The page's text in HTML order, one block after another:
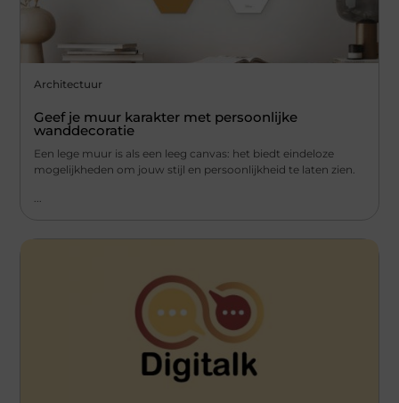
Architectuur
Geef je muur karakter met persoonlijke
wanddecoratie
Een lege muur is als een leeg canvas: het biedt eindeloze
mogelijkheden om jouw stijl en persoonlijkheid te laten zien.
...